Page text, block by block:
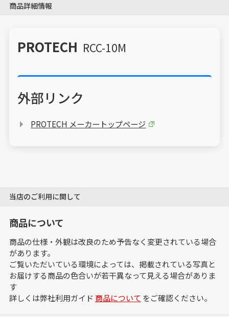
商品詳細情報
PROTECH RCC-10M
外部リンク
PROTECH メーカートップページ
当店のご利用に関して
商品について
商品の仕様・外観は改良のため予告なく変更されている場合
があります。
ご覧いただいている環境によっては、掲載されている写真と
お届けする商品の色合いが若干異なって見える場合がありま
す
詳しくは弊社利用ガイド 商品について をご確認ください。